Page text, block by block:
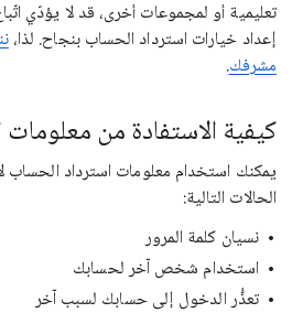
تعليمية أو لمجموعات أخرى، قد لا يؤدّي
إعداد خيارات استرداد الحساب بنجاح. لذا،
مشرفك.
كيفية الاستفادة من
يمكنك استخدام معلومات استرداد الحساب
الحالات التالية:
نسيان كلمة المرور
استخدام شخص آخر لحسابك
تعذُّر الدخول إلى حسابك لسبب آخر